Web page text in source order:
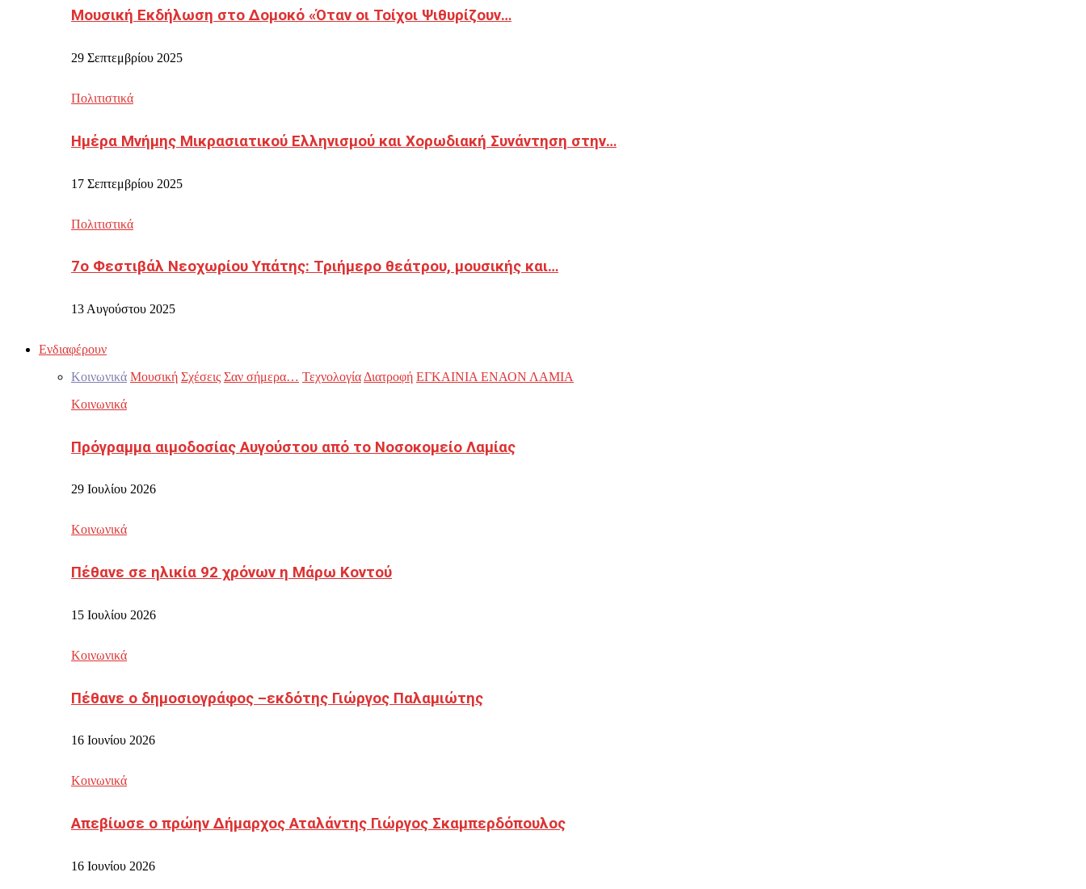
Μουσική Εκδήλωση στο Δομοκό «Όταν οι Τοίχοι Ψιθυρίζουν…
29 Σεπτεμβρίου 2025
Πολιτιστικά
Ημέρα Μνήμης Μικρασιατικού Ελληνισμού και Χορωδιακή Συνάντηση στην…
17 Σεπτεμβρίου 2025
Πολιτιστικά
7ο Φεστιβάλ Νεοχωρίου Υπάτης: Τριήμερο θεάτρου, μουσικής και…
13 Αυγούστου 2025
Ενδιαφέρουν
Κοινωνικά Μουσική Σχέσεις Σαν σήμερα… Τεχνολογία Διατροφή ΕΓΚΑΙΝΙΑ ΕΝΑΟΝ ΛΑΜΙΑ
Κοινωνικά
Πρόγραμμα αιμοδοσίας Αυγούστου από το Νοσοκομείο Λαμίας
29 Ιουλίου 2026
Κοινωνικά
Πέθανε σε ηλικία 92 χρόνων η Μάρω Κοντού
15 Ιουλίου 2026
Κοινωνικά
Πέθανε ο δημοσιογράφος –εκδότης Γιώργος Παλαμιώτης
16 Ιουνίου 2026
Κοινωνικά
Απεβίωσε ο πρώην Δήμαρχος Αταλάντης Γιώργος Σκαμπερδόπουλος
16 Ιουνίου 2026